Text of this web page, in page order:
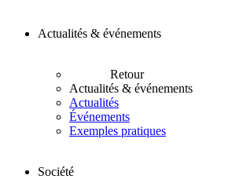
Actualités & événements
Retour
Actualités & événements
Actualités
Événements
Exemples pratiques
Société